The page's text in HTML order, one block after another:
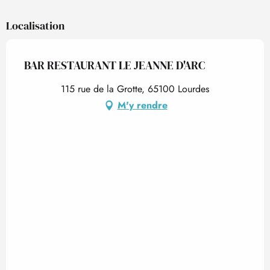
Localisation
BAR RESTAURANT LE JEANNE D'ARC
115 rue de la Grotte, 65100 Lourdes
M'y rendre